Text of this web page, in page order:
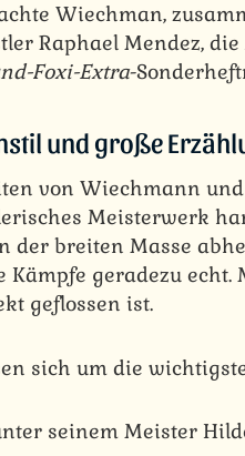
Wiechman,
Raphael Mendez, die
Foxi-Extra-
und große
von Wiechmann
Meisterwerk
der breiten Masse
geradezu
geflossen ist.
sich um die
seinem Meister